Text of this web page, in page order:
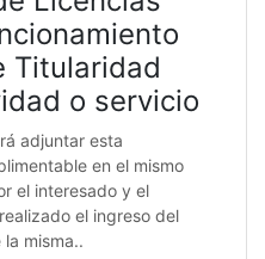
Titularidad
o servicio
adjuntar esta
en el mismo
el interesado y el
el ingreso del
misma..